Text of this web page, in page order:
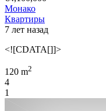
Монако
Квартиры
7 лет назад
<![CDATA[]]>
120 m2
4
1